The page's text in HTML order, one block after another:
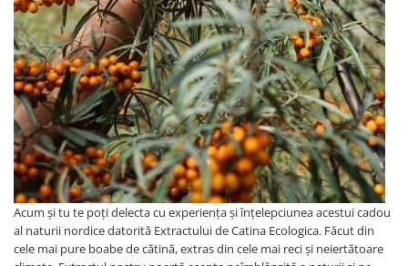
Acum și tu te poți delecta cu experiența și înțelepciunea acestui cadou
al naturii nordice datorită Extractului de Catina Ecologica. Făcut din
cele mai pure boabe de cătină, extras din cele mai reci și neiertătoare